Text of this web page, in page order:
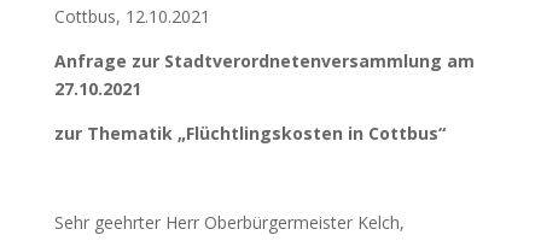
Cottbus, 12.10.2021
Anfrage zur Stadtverordnetenversammlung am
27.10.2021
zur Thematik „Flüchtlingskosten in Cottbus“
Sehr geehrter Herr Oberbürgermeister Kelch,